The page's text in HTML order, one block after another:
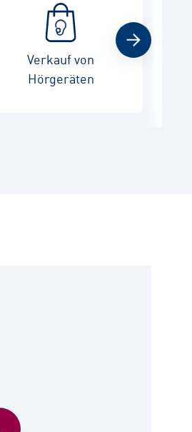
Verkauf von
Hörgeräten